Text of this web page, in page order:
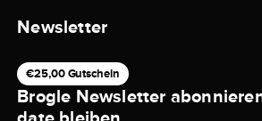
Newsletter
€25,00 Gutschein
Brogle Newsletter